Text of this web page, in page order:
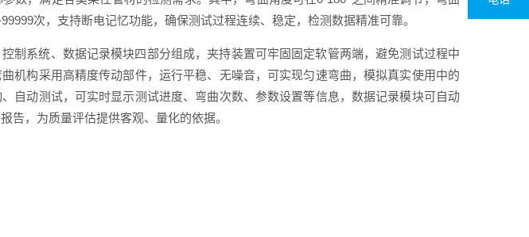
次，支持断电记忆功能，确保测试过程连续、稳定，检测数据精准可靠。
制系统、数据记录模块四部分组成，夹持装置可牢固固定软管两端，避免测试过程中
机构采用高精度传动部件，运行平稳、无噪音，可实现匀速弯曲，模拟真实使用中的
自动测试，可实时显示测试进度、弯曲次数、参数设置等信息，数据记录模块可自动
告，为质量评估提供客观、量化的依据。